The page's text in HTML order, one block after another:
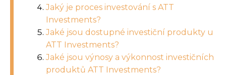
Jaký je proces investování s ATT
Investments?
Jaké jsou dostupné investiční produkty u
ATT Investments?
Jaké jsou výnosy a výkonnost investičních
produktů ATT Investments?